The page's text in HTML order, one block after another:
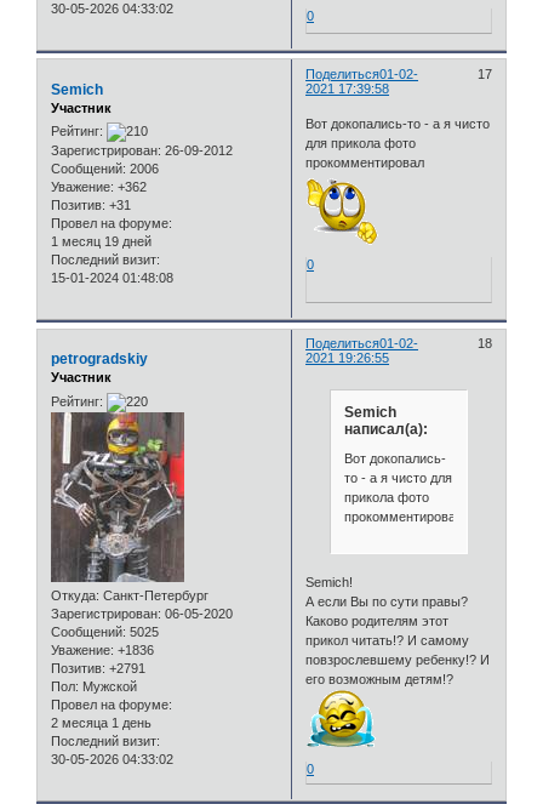
30-05-2026 04:33:02
0
Поделиться 17
01-02-
2021 17:39:58
Semich
Участник
Рейтинг:
Зарегистрирован: 26-09-2012
Сообщений: 2006
Уважение: +362
Позитив: +31
Провел на форуме:
1 месяц 19 дней
Последний визит:
15-01-2024 01:48:08
Вот докопались-то - а я чисто
для прикола фото
прокомментировал
0
Поделиться 18
01-02-
2021 19:26:55
petrogradskiy
Участник
Рейтинг:
Откуда: Санкт-Петербург
Зарегистрирован: 06-05-2020
Сообщений: 5025
Уважение: +1836
Позитив: +2791
Пол: Мужской
Провел на форуме:
2 месяца 1 день
Последний визит:
30-05-2026 04:33:02
Semich
написал(а):
Вот докопались-
то - а я чисто для
прикола фото
прокомментировал
Semich!
А если Вы по сути правы?
Каково родителям этот
прикол читать!? И самому
повзрослевшему ребенку!? И
его возможным детям!?
0